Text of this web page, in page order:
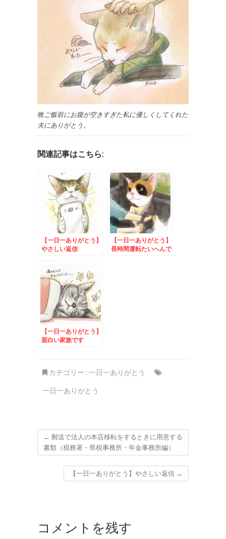
晩ご飯前にお腹が空きすぎた私に優しくしてくれた
夫にありがとう。
関連記事はこちら:
【一日一ありがとう】
やさしい返信
【一日一ありがとう】
長時間運転たいへんで
【一日一ありがとう】
面白い家族です
カテゴリー :一日一ありがとう
一日一ありがとう
← 郵送で法人の本店移転をするときに用意する
書類（税務署・県税事務所・年金事務所編）
【一日一ありがとう】やさしい返信 →
コメントを残す